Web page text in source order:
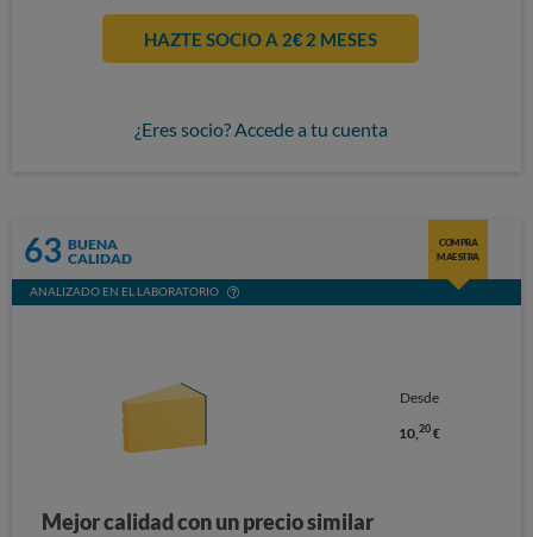
HAZTE SOCIO A 2€ 2 MESES
¿Eres socio? Accede a tu cuenta
63 BUENA
CALIDAD
COMPRA
MAESTRA
ANALIZADO EN EL LABORATORIO
Desde
10, 20€
Mejor calidad con un precio similar